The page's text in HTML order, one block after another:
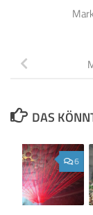
DAS
6